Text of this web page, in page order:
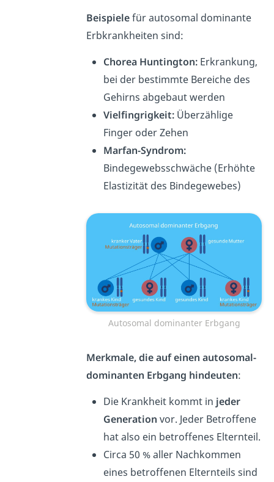
Beispielefür autosomal dominante
Erbkrankheiten sind:
Chorea Huntington: Erkrankung,
bei der bestimmte Bereiche des
Gehirns abgebaut werden
Vielfingrigkeit: Überzählige
Finger oder Zehen
Marfan-Syndrom:
Bindegewebsschwäche (Erhöhte
Elastizität des Bindegewebes)
Autosomal dominanter Erbgang
Merkmale, die auf einen autosomal-
dominanten Erbgang hindeuten:
Die Krankheit kommt in jeder
Generation vor. Jeder Betroffene
hat also ein betroffenes Elternteil.
Circa 50 % aller Nachkommen
eines betroffenen Elternteils sind